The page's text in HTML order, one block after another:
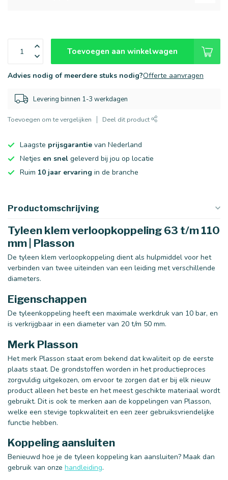
Toevoegen aan winkelwagen
Advies nodig of meerdere stuks nodig?Offerte aanvragen
Levering binnen 1-3 werkdagen
Toevoegen om te vergelijken Deel dit product
Laagste prijsgarantie van Nederland
Netjes en snel geleverd bij jou op locatie
Ruim 10 jaar ervaring in de branche
Productomschrijving
Tyleen klem verloopkoppeling 63 t/m 110
mm | Plasson
De tyleen klem verloopkoppeling dient als hulpmiddel voor het
verbinden van twee uiteinden van een leiding met verschillende
diameters.
Eigenschappen
De tyleenkoppeling heeft een maximale werkdruk van 10 bar, en
is verkrijgbaar in een diameter van 20 t/m 50 mm.
Merk Plasson
Het merk Plasson staat erom bekend dat kwaliteit op de eerste
plaats staat. De grondstoffen worden in het productieproces
zorgvuldig uitgekozen, om ervoor te zorgen dat er bij elk nieuw
product alleen het beste en het meest geschikte materiaal wordt
gebruikt. Dit is ook te merken aan de koppelingen van Plasson,
welke een stevige topkwaliteit en een zeer gebruiksvriendelijke
functie hebben.
Koppeling aansluiten
Benieuwd hoe je de tyleen koppeling kan aansluiten? Maak dan
gebruik van onze handleiding.